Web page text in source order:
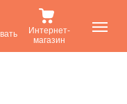
Интернет-
магазин